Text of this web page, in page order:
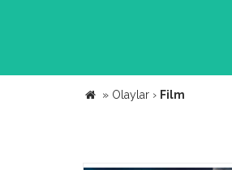
» Olaylar › Film